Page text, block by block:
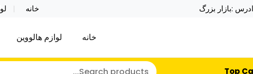
ادرس :بازار بزرگ خانه
عمده لوازم هالووین ولن تاین کادویی
اسباب بازی تراول ماگ نایکر توی فروش عمده لوازم
خانه لوازم هالووین
Top